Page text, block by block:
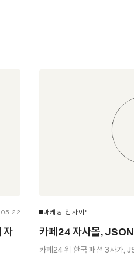
자
마케팅 인사이트
카페24 자사몰,
카페24 위 한국 패션 3사가,